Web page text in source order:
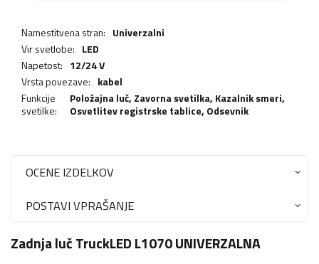
Namestitvena stran: Univerzalni
Vir svetlobe: LED
Napetost: 12/24 V
Vrsta povezave: kabel
Funkcije
svetilke:
Položajna luč, Zavorna svetilka, Kazalnik smeri,
Osvetlitev registrske tablice, Odsevnik
OCENE IZDELKOV
POSTAVI VPRAŠANJE
Zadnja luč TruckLED L1070 UNIVERZALNA